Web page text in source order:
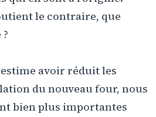
le contraire, que
avoir réduit les
du nouveau four, nous
bien plus importantes